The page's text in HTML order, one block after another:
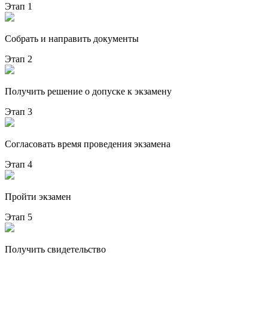
Этап 1
Собрать и направить документы
Этап 2
Получить решение о допуске к экзамену
Этап 3
Согласовать время проведения экзамена
Этап 4
Пройти экзамен
Этап 5
Получить свидетельство